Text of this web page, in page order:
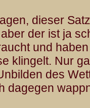
dieser
der ist ja
und
klingelt. Nur
des
dagegen